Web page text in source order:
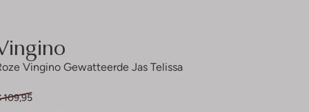
Vingino Gewatteerde Jas Telissa
109,95